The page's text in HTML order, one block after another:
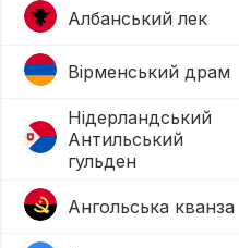
Албанський лек
Вірменський драм
Нідерландський
Антильський
гульден
Ангольська кванза